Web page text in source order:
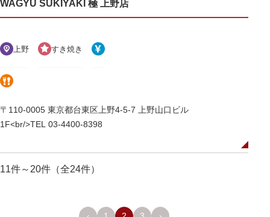
WAGYU SUKIYAKI 極 上野店
上野 すき焼き
〒110-0005 東京都台東区上野4-5-7 上野山口ビル
1F<br/>TEL 03-4400-8398
11件～20件（全24件）